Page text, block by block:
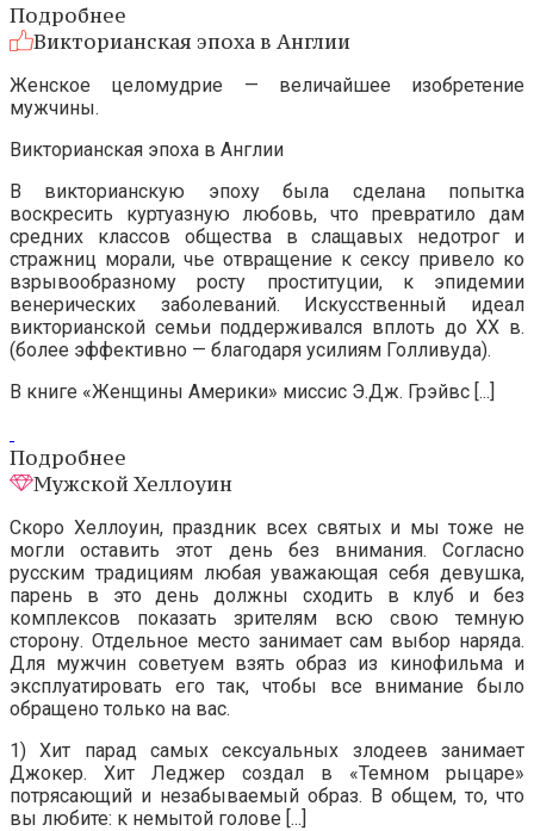
Подробнее
Викторианская эпоха в Англии
Женское целомудрие — величайшее изобретение
мужчины.
Викторианская эпоха в Англии
В викторианскую эпоху была сделана попытка
воскресить куртуазную любовь, что превратило дам
средних классов общества в слащавых недотрог и
стражниц морали, чье отвращение к сексу привело ко
взрывообразному росту проституции, к эпидемии
венерических заболеваний. Искусственный идеал
викторианской семьи поддерживался вплоть до XX в.
(более эффективно — благодаря усилиям Голливуда).
В книге «Женщины Америки» миссис Э.Дж. Грэйвс [...]
Подробнее
Мужской Хеллоуин
Скоро Хеллоуин, праздник всех святых и мы тоже не
могли оставить этот день без внимания. Согласно
русским традициям любая уважающая себя девушка,
парень в это день должны сходить в клуб и без
комплексов показать зрителям всю свою темную
сторону. Отдельное место занимает сам выбор наряда.
Для мужчин советуем взять образ из кинофильма и
эксплуатировать его так, чтобы все внимание было
обращено только на вас.
1) Хит парад самых сексуальных злодеев занимает
Джокер. Хит Леджер создал в «Темном рыцаре»
потрясающий и незабываемый образ. В общем, то, что
вы любите: к немытой голове [...]